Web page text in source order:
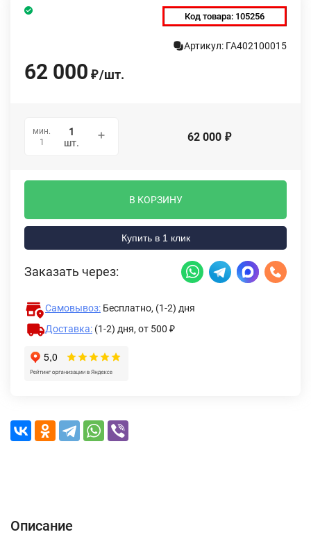
Код товара: 105256
Артикул: ГА402100015
62 000 ₽/шт.
мин.
1
шт. 62 000 ₽
В КОРЗИНУ
Купить в 1 клик
Заказать через:
Самовывоз: Бесплатно, (1-2) дня
Доставка: (1-2) дня, от 500 ₽
Описание